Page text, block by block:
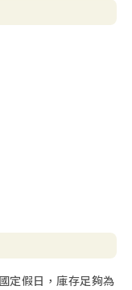
定假日，庫存足夠為